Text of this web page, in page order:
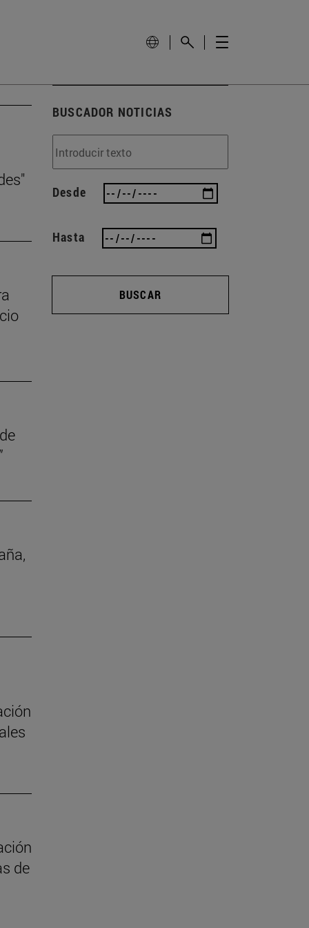
de
BUSCADOR NOTICIAS
Desde
Hasta
BUSCAR